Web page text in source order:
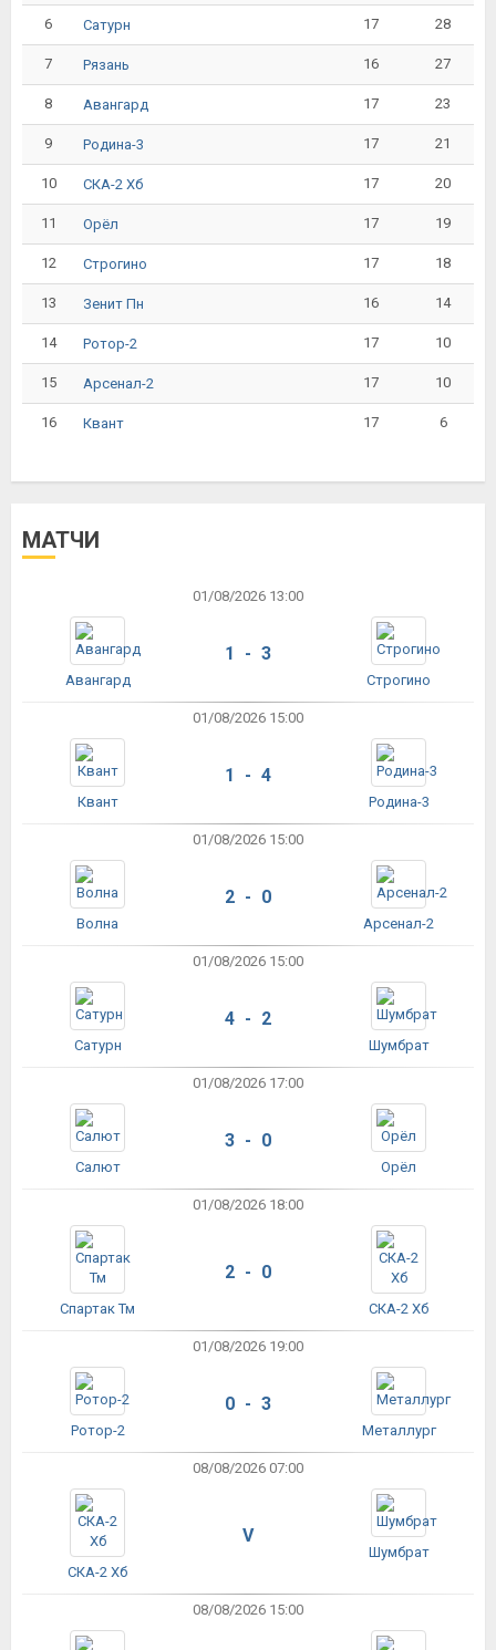
6 Сатурн 17 28
7 Рязань 16 27
8 Авангард 17 23
9 Родина-3 17 21
10 СКА-2 Хб 17 20
11 Орёл 17 19
12 Строгино 17 18
13 Зенит Пн 16 14
14 Ротор-2 17 10
15 Арсенал-2 17 10
16 Квант 17 6
МАТЧИ
01/08/2026 13:00
Авангард
1 - 3
Строгино
01/08/2026 15:00
Квант
1 - 4
Родина-3
01/08/2026 15:00
Волна
2 - 0
Арсенал-2
01/08/2026 15:00
Сатурн
4 - 2
Шумбрат
01/08/2026 17:00
Салют
3 - 0
Орёл
01/08/2026 18:00
Спартак Тм
2 - 0
СКА-2 Хб
01/08/2026 19:00
Ротор-2
0 - 3
Металлург
08/08/2026 07:00
СКА-2 Хб
V
Шумбрат
08/08/2026 15:00